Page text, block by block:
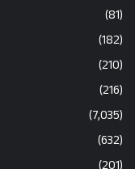
(81)
(182)
(210)
(216)
(7,035)
(632)
(201)